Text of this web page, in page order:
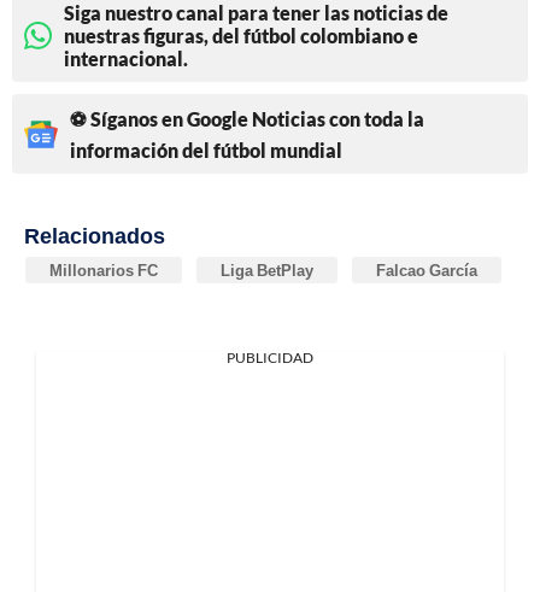
Siga nuestro canal para tener las noticias de
nuestras figuras, del fútbol colombiano e
internacional.
⚽ Síganos en Google Noticias con toda la
información del fútbol mundial
Relacionados
Millonarios FC Liga BetPlay Falcao García
PUBLICIDAD